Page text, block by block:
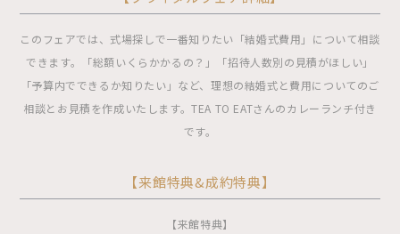
このフェアでは、式場探しで一番知りたい「結婚式費用」について相談
できます。「総額いくらかかるの？」「招待人数別の見積がほしい」
「予算内でできるか知りたい」など、理想の結婚式と費用についてのご
相談とお見積を作成いたします。TEA TO EATさんのカレーランチ付き
です。
【来館特典&成約特典】
【来館特典】